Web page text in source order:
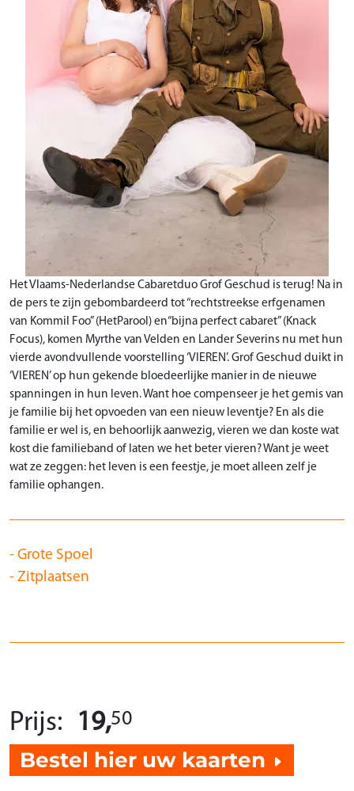
Het Vlaams-Nederlandse Cabaretduo Grof Geschud is terug! Na in
de pers te zijn gebombardeerd tot “rechtstreekse erfgenamen
van Kommil Foo” (HetParool) en“bijna perfect cabaret” (Knack
Focus), komen Myrthe van Velden en Lander Severins nu met hun
vierde avondvullende voorstelling ‘VIEREN’. Grof Geschud duikt in
‘VIEREN’ op hun gekende bloedeerlijke manier in de nieuwe
spanningen in hun leven. Want hoe compenseer je het gemis van
je familie bij het opvoeden van een nieuw leventje? En als die
familie er wel is, en behoorlijk aanwezig, vieren we dan koste wat
kost die familieband of laten we het beter vieren? Want je weet
wat ze zeggen: het leven is een feestje, je moet alleen zelf je
familie ophangen.
Grote Spoel
Zitplaatsen
Prijs: 19,50
Bestel hier uw kaarten